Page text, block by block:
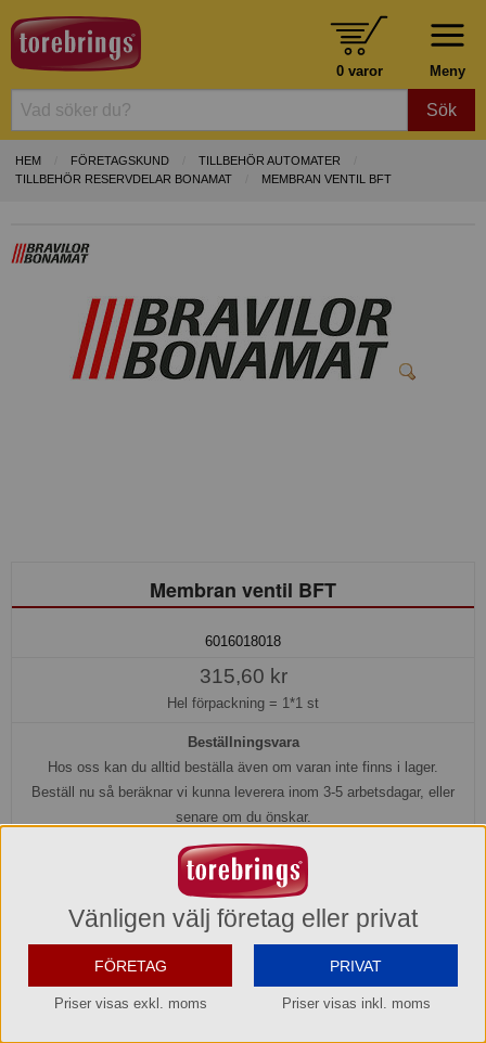
Meny
0 varor
Sök
HEM FÖRETAGSKUND
TILLBEHÖR AUTOMATER
TILLBEHÖR RESERVDELAR BONAMAT
MEMBRAN VENTIL BFT
Membran ventil BFT
6016018018
315,60 kr
Hel förpackning = 1*1 st
Beställningsvara
Hos oss kan du alltid beställa även om varan inte finns i lager.
Beställ nu så beräknar vi kunna leverera inom 3-5 arbetsdagar, eller
senare om du önskar.
Köp »
Produktinformation
Varumärke
Bonamat Bravilor
Vänligen välj företag eller privat
FÖRETAG
Priser visas exkl. moms
PRIVAT
Priser visas inkl. moms